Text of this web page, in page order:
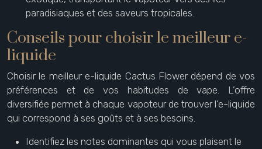
paradisiaques et des saveurs tropicales.
Conseils pour choisir le meilleur e-
liquide
Choisir le meilleur e-liquide Cactus Flower dépend de vos
préférences et de vos habitudes de vape. L’offre
diversifiée permet à chaque vapoteur de trouver l’e-liquide
qui correspond à ses goûts et à ses besoins.
Identifiez les notes dominantes qui vous plaisent le